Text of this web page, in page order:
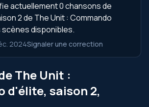
actuellement 0 chansons de
2 de The Unit : Commando
scènes disponibles.
2024Signaler une correction
The Unit :
d'élite, saison 2,